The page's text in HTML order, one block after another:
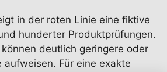
in der roten Linie eine fiktive
hunderter Produktprüfungen.
deutlich geringere oder
aufweisen. Für eine exakte